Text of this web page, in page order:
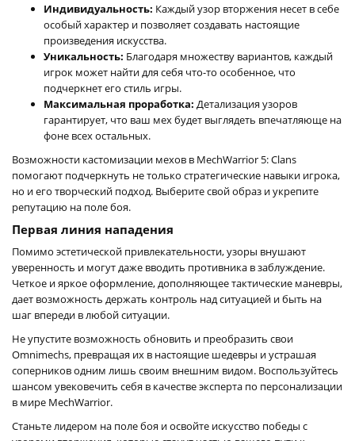
Индивидуальность: Каждый узор вторжения несет в себе
особый характер и позволяет создавать настоящие
произведения искусства.
Уникальность: Благодаря множеству вариантов, каждый
игрок может найти для себя что-то особенное, что
подчеркнет его стиль игры.
Максимальная проработка: Детализация узоров
гарантирует, что ваш мех будет выглядеть впечатляюще на
фоне всех остальных.
Возможности кастомизации мехов в MechWarrior 5: Clans
помогают подчеркнуть не только стратегические навыки игрока,
но и его творческий подход. Выберите свой образ и укрепите
репутацию на поле боя.
Первая линия нападения
Помимо эстетической привлекательности, узоры внушают
уверенность и могут даже вводить противника в заблуждение.
Четкое и яркое оформление, дополняющее тактические маневры,
дает возможность держать контроль над ситуацией и быть на
шаг впереди в любой ситуации.
Не упустите возможность обновить и преобразить свои
Omnimechs, превращая их в настоящие шедевры и устрашая
соперников одним лишь своим внешним видом. Воспользуйтесь
шансом увековечить себя в качестве эксперта по персонализации
в мире MechWarrior.
Станьте лидером на поле боя и освойте искусство победы с